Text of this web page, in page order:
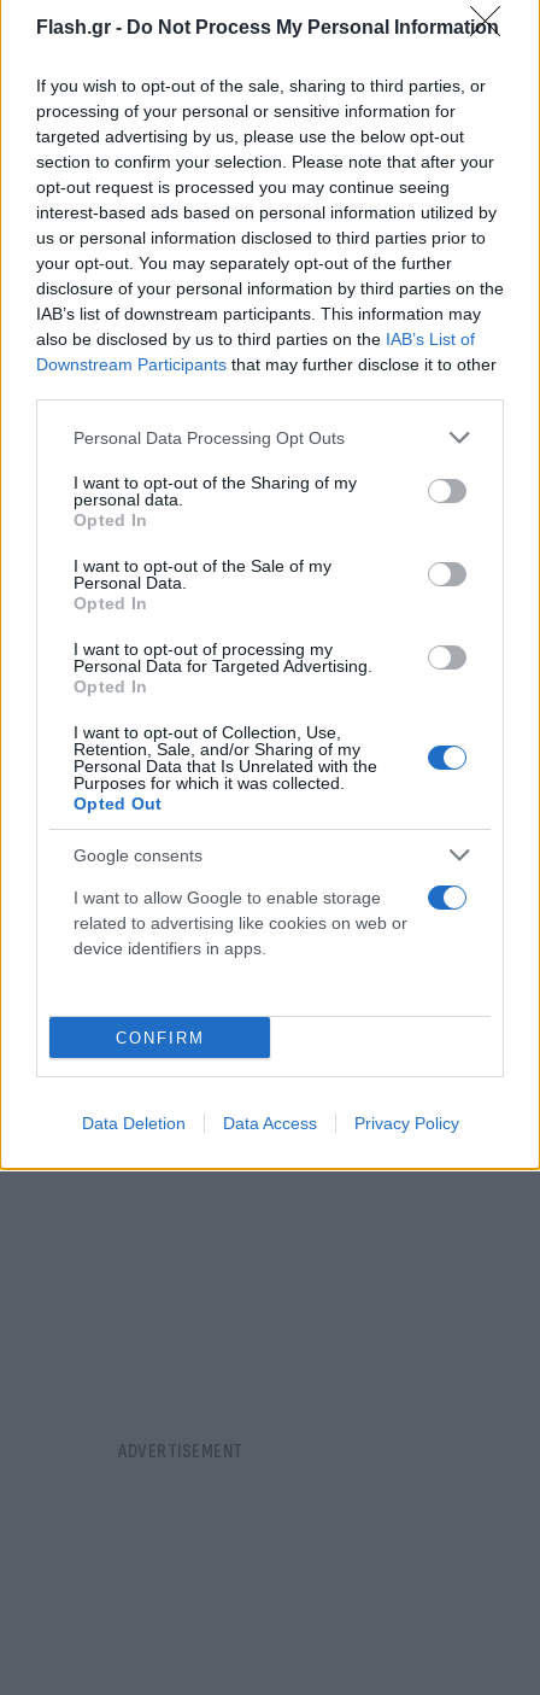
Flash.gr - Do Not Process My Personal Information
If you wish to opt-out of the sale, sharing to third parties, or
processing of your personal or sensitive information for
targeted advertising by us, please use the below opt-out
section to confirm your selection. Please note that after your
opt-out request is processed you may continue seeing
interest-based ads based on personal information utilized by
us or personal information disclosed to third parties prior to
your opt-out. You may separately opt-out of the further
disclosure of your personal information by third parties on the
IAB’s list of downstream participants. This information may
also be disclosed by us to third parties on the IAB’s List of
Downstream Participants that may further disclose it to other
Please note that this website/app uses one or more Google
not limited to your visit or usage behaviour. You may click to
grant or deny consent to Google and its third-party tags to
use your data for below specified purposes in below Google
consent section.
Personal Data Processing Opt Outs
I want to opt-out of the Sharing of my
personal data.
Opted In
I want to opt-out of the Sale of my
Personal Data.
Opted In
I want to opt-out of processing my
Personal Data for Targeted Advertising.
Opted In
I want to opt-out of Collection, Use,
Retention, Sale, and/or Sharing of my
Personal Data that Is Unrelated with the
Purposes for which it was collected.
Opted Out
Google consents
I want to allow Google to enable storage
related to advertising like cookies on web or
device identifiers in apps.
CONFIRM
Data Deletion Data Access Privacy Policy
από τον Β' Παγκόσμιο Πόλεμο, εξαρτώνται από τις
Υπάρχει ένας χώρος δημοκρατίας και ευημερίας
που έχει δημιουργηθεί κάτω από την ομπρέλα
ασφαλείας που έχουν δημιουργήσει οι ΗΠΑ. Όλοι
γνωρίζουν ήδη ότι αν αφαιρέσετε την
προστατευτική ομπρέλα των ΗΠΑ, αυτό το
περιβάλλον ευημερίας και δημοκρατίας δεν θα
υπάρχει πλέον» παρατήρησε για να σχολιάσει ότι
«οι Ευρωπαίοι κατέληξαν πράγματι στο ορθολογικό
συμπέρασμα και είπαν ότι δεν μπορούμε πλέον να
εξαρτόμαστε 100% από τις ΗΠΑ για την ασφάλειά
μας».
Στο σημείο αυτό ο Χακάν Φιντάν υποστήριξε ότι ο
ρόλος της Τουρκίας στην Ευρώπη, με τον μεγάλο
αλλάζει: «Ενώ η Ευρώπη αναπτύσσει μια νέα δομή
ασφάλειας υποθέτοντας ότι οι ΗΠΑ δεν είναι πλέον
μέρος της, οι ρόλοι ορισμένων δυνάμεων στην
Ευρώπη, συμπεριλαμβανομένης της Τουρκίας,
αναδύονται εδώ και ένας από τους τομείς δοκιμής
είναι ουσιαστικά το ζήτημα του πώς θα
πραγματοποιηθεί μια πιθανή ειρήνη στην
Ουκρανία. [...] Ο τουρκικός στρατός είναι ένας
ισχυρός στρατός με δοκιμασμένα στο πεδίο της
μάχης στοιχεία μάχης, οχήματα μάχης και
εξοπλισμού. Πόσους μεγάλους στρατούς τέτοιους
βρίσκονται σε έντονη στρατηγική διαβούλευση».